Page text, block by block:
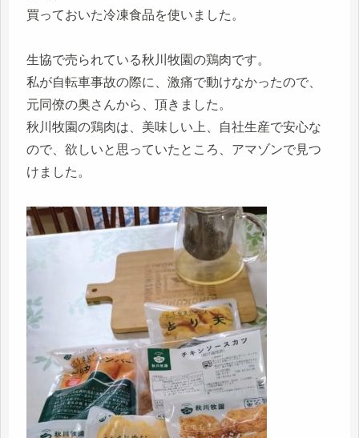
買っておいた冷凍食品を使いました。
生協で売られている秋川牧園の鶏肉です。
私が自転車事故の際に、激痛で動けなかったので、
元同僚の奥さんから、頂きました。
秋川牧園の鶏肉は、美味しい上、自社生産で安心な
ので、欲しいと思っていたところ、アマゾンで見つ
けました。